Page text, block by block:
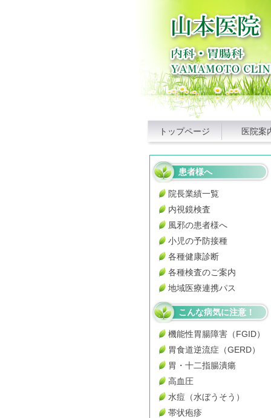
トップページ 医院案
患者様へ
院長業績一覧
内視鏡検査
風邪の患者様へ
小児の予防接種
各種健康診断
各種検査のご案内
地域医療連携パス
こんな病気に注意！
機能性胃腸障害（FGID）
胃食道逆流症（GERD）
胃・十二指腸潰瘍
高血圧
水痘（水ぼうそう）
帯状疱疹